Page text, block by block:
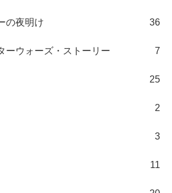
の夜明け 36
ーウォーズ・ストーリー 7
25
2
3
11